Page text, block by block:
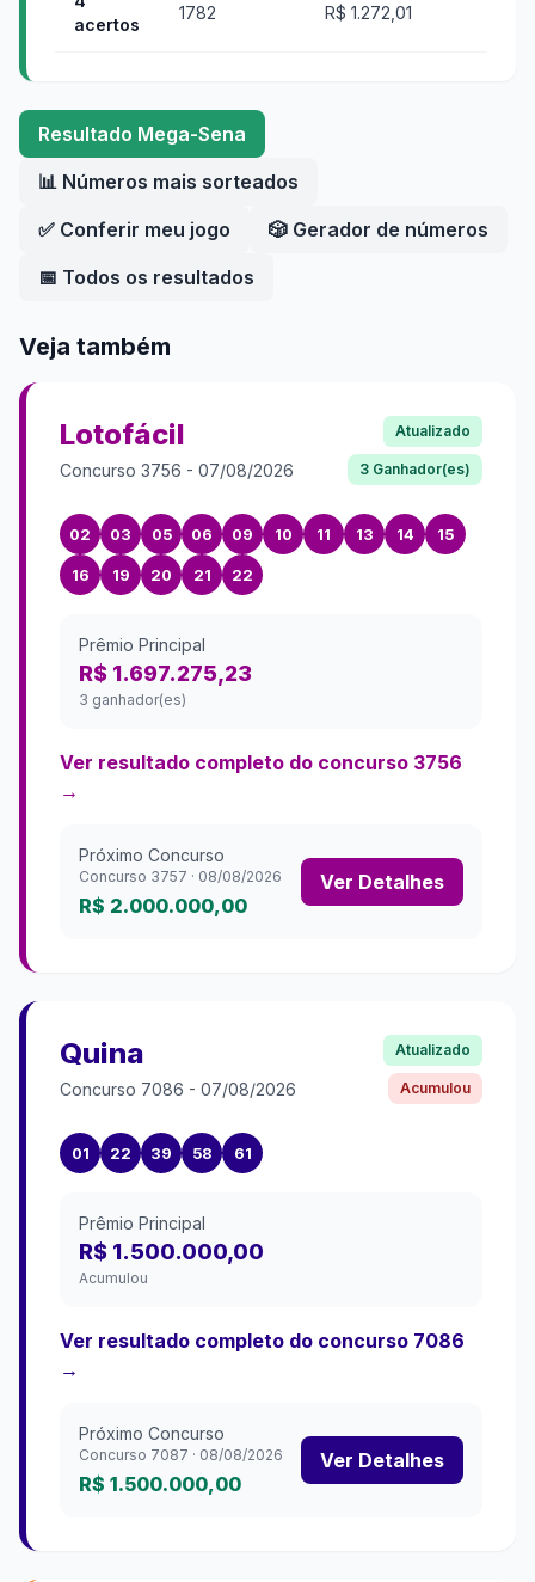
acertos
1782 R$ 1.272,01
Resultado Mega-Sena
📊 Números mais sorteados
✅ Conferir meu jogo
🎲 Gerador de números
📅 Todos os resultados
Veja também
Lotofácil
Concurso 3756 - 07/08/2026
Atualizado
3 Ganhador(es)
02 03 05 06 09 10 11 13 14 15
16 19 20 21 22
Prêmio Principal
R$ 1.697.275,23
3 ganhador(es)
Ver resultado completo do concurso 3756
→
Próximo Concurso
Concurso 3757 · 08/08/2026
R$ 2.000.000,00
Ver Detalhes
Quina
Concurso 7086 - 07/08/2026
Atualizado
Acumulou
01 22 39 58 61
Prêmio Principal
R$ 1.500.000,00
Acumulou
Ver resultado completo do concurso 7086
→
Próximo Concurso
Concurso 7087 · 08/08/2026
R$ 1.500.000,00
Ver Detalhes